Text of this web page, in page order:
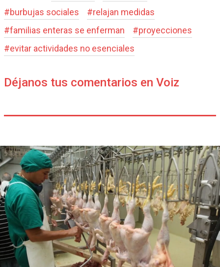
#burbujas sociales #relajan medidas
#familias enteras se enferman #proyecciones
#evitar actividades no esenciales
Déjanos tus comentarios en Voiz